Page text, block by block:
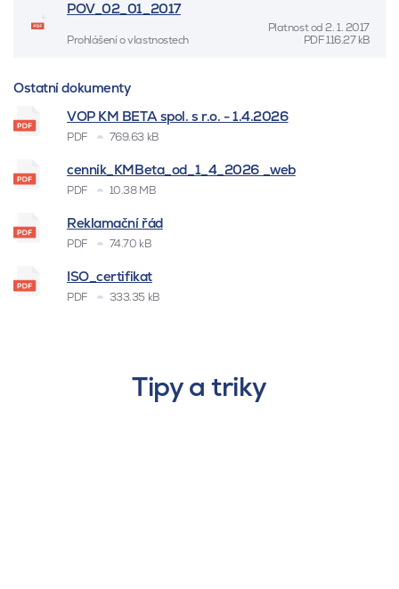
POV_02_01_2017
Platnost od2. 1. 2017
Prohlášení o vlastnostech
PDF116.27 kB
Ostatní dokumenty
VOP KM BETA spol. s r.o. - 1.4.2026
PDF 769.63 kB
cenník_KMBeta_od_1_4_2026 _web
PDF 10.38 MB
Reklamační řád
PDF 74.70 kB
ISO_certifikat
PDF 333.35 kB
Tipy a triky